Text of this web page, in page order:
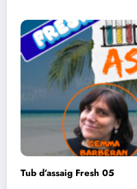
Tub d’assaig Fresh 05